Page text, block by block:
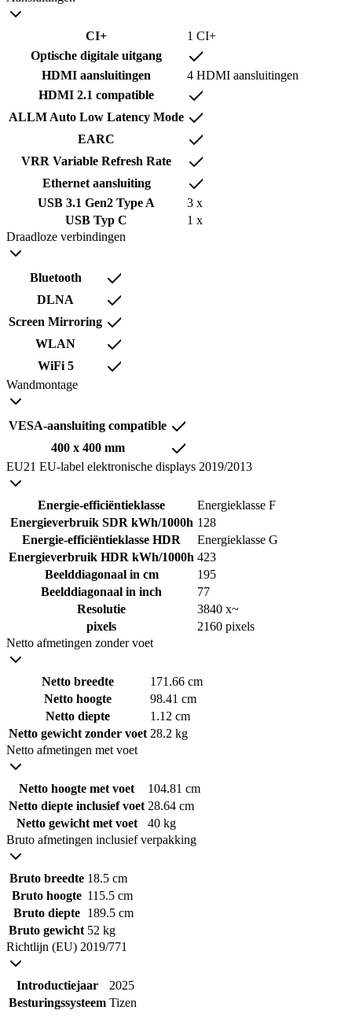
CI+
1 CI+
Optische digitale uitgang
HDMI aansluitingen
4 HDMI aansluitingen
HDMI 2.1 compatible
ALLM Auto Low Latency Mode
EARC
VRR Variable Refresh Rate
Ethernet aansluiting
USB 3.1 Gen2 Type A
3 x
USB Typ C
1 x
Draadloze verbindingen
Bluetooth
DLNA
Screen Mirroring
WLAN
WiFi 5
Wandmontage
VESA-aansluiting compatible
400 x 400 mm
EU21 EU-label elektronische displays 2019/2013
Energie-efficiëntieklasse
Energieklasse F
Energieverbruik SDR kWh/1000h 128
Energie-efficiëntieklasse HDR
Energieklasse G
Energieverbruik HDR kWh/1000h 423
Beelddiagonaal in cm
195
Beelddiagonaal in inch
77
Resolutie
3840 x~
pixels
2160 pixels
Netto afmetingen zonder voet
Netto breedte
171.66 cm
Netto hoogte
98.41 cm
Netto diepte
1.12 cm
Netto gewicht zonder voet 28.2 kg
Netto afmetingen met voet
Netto hoogte met voet
104.81 cm
Netto diepte inclusief voet 28.64 cm
Netto gewicht met voet
40 kg
Bruto afmetingen inclusief verpakking
Bruto breedte 18.5 cm
Bruto hoogte 115.5 cm
Bruto diepte
189.5 cm
Bruto gewicht 52 kg
Richtlijn (EU) 2019/771
Introductiejaar
2025
Besturingssysteem Tizen